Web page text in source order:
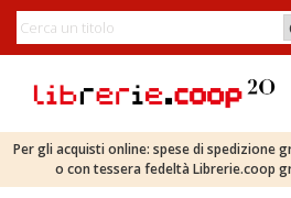
Per gli acquisti online: spese di spedizione
o con tessera fedeltà Librerie.coop